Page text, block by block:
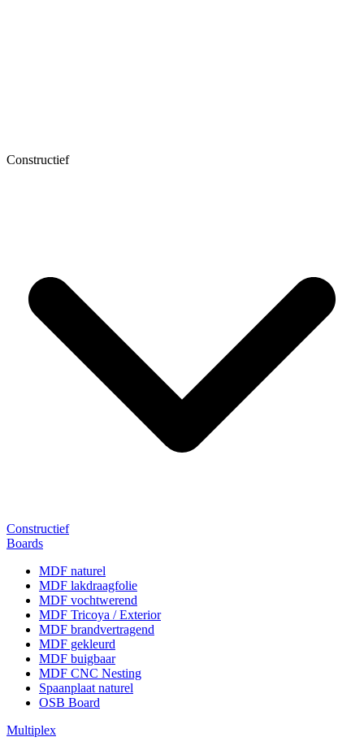
Constructief
Constructief
Boards
MDF naturel
MDF lakdraagfolie
MDF vochtwerend
MDF Tricoya / Exterior
MDF brandvertragend
MDF gekleurd
MDF buigbaar
MDF CNC Nesting
Spaanplaat naturel
OSB Board
Multiplex